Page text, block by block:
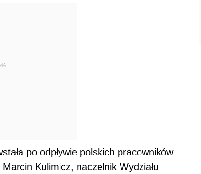
po odpływie polskich pracowników
Kulimicz, naczelnik Wydziału